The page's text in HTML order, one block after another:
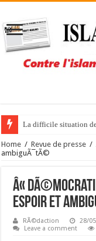
La difficile situation
Home / Revue de presse /
ambiguÃ¯tÃ©
Â«
espoir et
RÃ©daction 28/
Leave a comment